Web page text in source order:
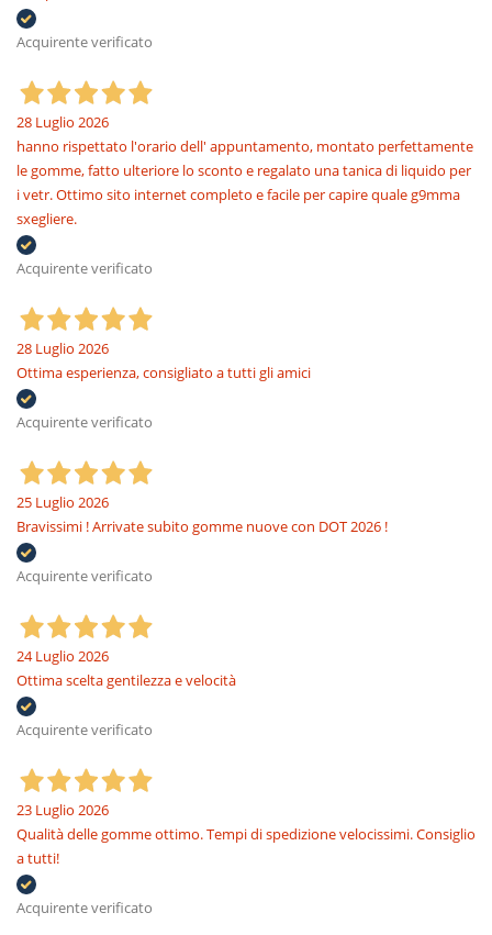
Acquirente verificato
28 Luglio 2026
hanno rispettato l'orario dell' appuntamento, montato perfettamente
le gomme, fatto ulteriore lo sconto e regalato una tanica di liquido per
i vetr. Ottimo sito internet completo e facile per capire quale g9mma
sxegliere.
Acquirente verificato
28 Luglio 2026
Ottima esperienza, consigliato a tutti gli amici
Acquirente verificato
25 Luglio 2026
Bravissimi ! Arrivate subito gomme nuove con DOT 2026 !
Acquirente verificato
24 Luglio 2026
Ottima scelta gentilezza e velocità
Acquirente verificato
23 Luglio 2026
Qualità delle gomme ottimo. Tempi di spedizione velocissimi. Consiglio
a tutti!
Acquirente verificato